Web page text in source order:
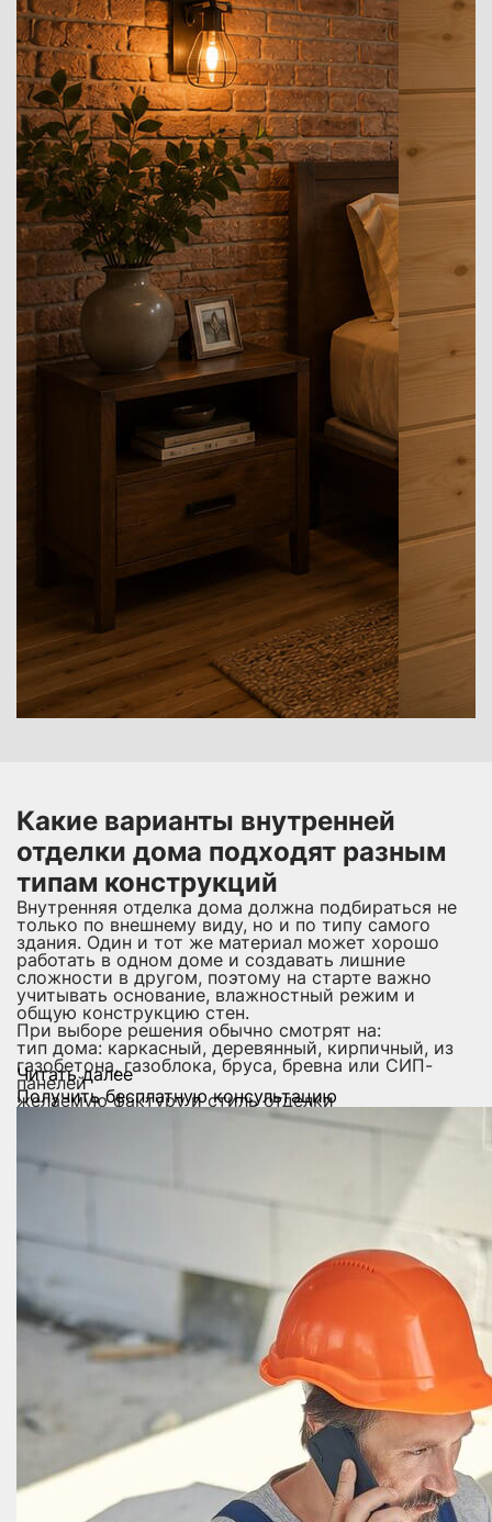
Какие варианты внутренней
отделки дома подходят разным
типам конструкций
Внутренняя отделка дома должна подбираться не
только по внешнему виду, но и по типу самого
здания. Один и тот же материал может хорошо
работать в одном доме и создавать лишние
сложности в другом, поэтому на старте важно
учитывать основание, влажностный режим и
общую конструкцию стен.
При выборе решения обычно смотрят на:
тип дома: каркасный, деревянный, кирпичный, из
газобетона, газоблока, бруса, бревна или СИП-
панелей
желаемую фактуру и стиль отделки
материалы для внутренней отделки дома
необходимость скрыть коммуникации или
режим проживания: сезонный, дачный или
Например, внутренняя отделка каркасного дома и
внутренняя отделка дома из газобетона требуют
разного подхода к основаниям и финишным слоям.
Для деревянных стен чаще важны решения,
которые работают с геометрией и естественным
поведением материала, а отделка деревом внутри
дома или отделка имитацией бруса внутри дома
может быть не только декоративной, но и
стилистически оправданной. Поэтому варианты
внутренней отделки дома всегда лучше
рассматривать в привязке к конкретной
конструкции.
Читать далее
Получить бесплатную консультацию